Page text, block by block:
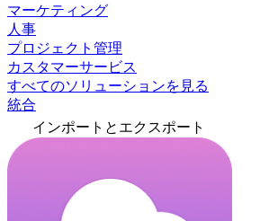
マーケティング
人事
プロジェクト管理
カスタマーサービス
すべてのソリューションを見る
統合
インポートとエクスポート